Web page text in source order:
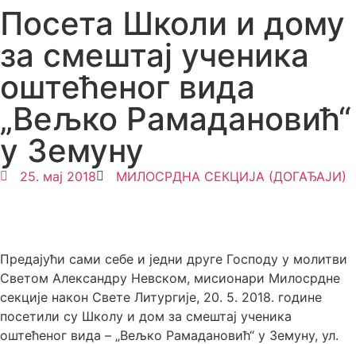
Посета Школи и дому
за смештај ученика
оштећеног вида
„Вељко Рамадановић“
у Земуну
25. мај 2018 МИЛОСРДНА СЕКЦИЈА (ДОГАЂАЈИ)
Предајући сами себе и једни друге Господу у молитви
Светом Александру Невском, мисионари Милосрдне
секције након Свете Литургије, 20. 5. 2018. године
посетили су Школу и дом за смештај ученика
оштећеног вида – „Вељко Рамадановић“ у Земуну, ул.